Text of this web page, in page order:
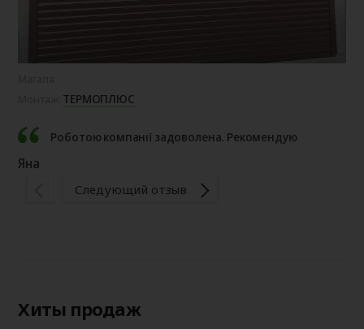
ТЕРМОПЛЮС
Роботою компанії задоволена. Рекомендую
Яна
Следующий отзыв
Хиты продаж